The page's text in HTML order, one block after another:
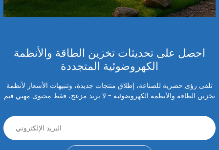
احصل على تحديثات تخزين الطاقة والأنظمة
الكهروضوئية المتجددة
تلقى رؤى حصرية للصناعة، إطلاق منتجات جديدة، وتنبيهات الأسعار لأنظمة
تخزين الطاقة والأنظمة الكهروضوئية - لا بريد مزعج، فقط محتوى مهني قيم